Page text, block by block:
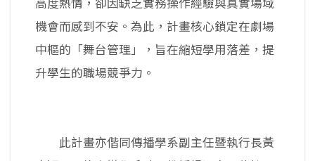
高度熱情，卻因缺乏實務操作經驗與真實場域
機會而感到不安。為此，計畫核心鎖定在劇場
中樞的「舞台管理」，旨在縮短學用落差，提
升學生的職場競爭力。
此計畫亦偕同傳播學系副主任暨執行長黃